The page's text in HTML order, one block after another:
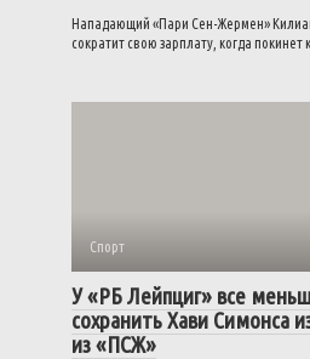
Нападающий «Пари Сен-Жермен»
сократит свою зарплату, когда покинет
Спорт
У «РБ Лейпциг» все
сохранить Хави Симонса
из «ПСЖ»